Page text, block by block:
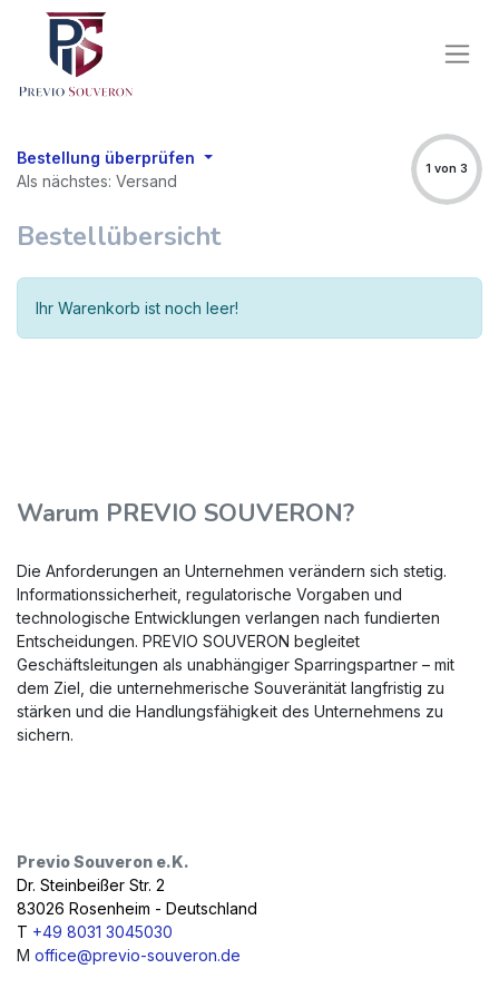
Bestellung überprüfen
Als nächstes: Versand
1 von 3
Bestellübersicht
Ihr Warenkorb ist noch leer!
Warum PREVIO SOUVERON?
Die Anforderungen an Unternehmen verändern sich stetig.
Informationssicherheit, regulatorische Vorgaben und
technologische Entwicklungen verlangen nach fundierten
Entscheidungen. PREVIO SOUVERON begleitet
Geschäftsleitungen als unabhängiger Sparringspartner – mit
dem Ziel, die unternehmerische Souveränität langfristig zu
stärken und die Handlungsfähigkeit des Unternehmens zu
sichern.
Previo Souveron e.K.
Dr. Steinbeißer Str. 2
83026 Rosenheim - Deutschland
T +49 8031 3045030
M office@previo-souveron.de​​